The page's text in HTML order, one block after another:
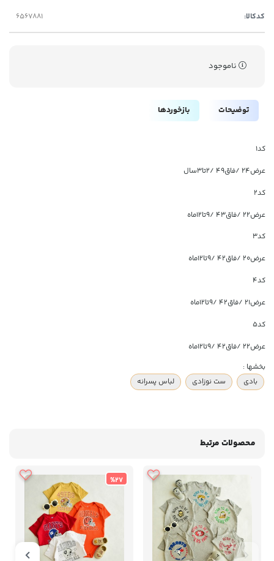
کدکالا:
ناموجود
توضیحات بازخوردها
کد1
عرض۲۴ /فاق۴۹ /۲تا۳سال
کد2
عرض۲۲ /فاق۴۳ /۹تا۱۲ماه
کد3
عرض۲۰ /فاق۴۲ /۹تا۱۲ماه
کد4
عرض۲۱ /فاق۴۲ /۹تا۱۲ماه
کد5
عرض۲۲ /فاق۴۲ /۹تا۱۲ماه
بخشها :
بادی
ست نوزادی لباس پسرانه
محصولات مرتبط
%27